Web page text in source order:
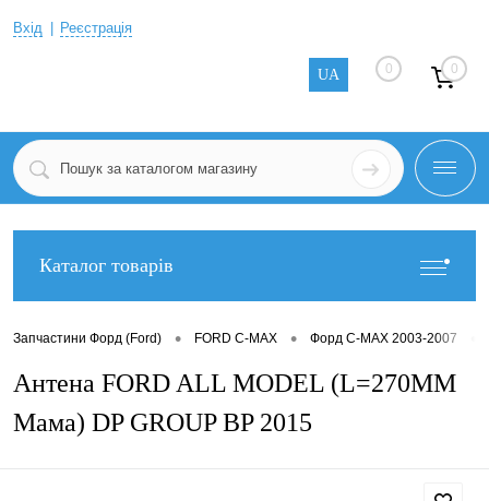
Вхід Реєстрація
UA 0 0
Каталог товарів
Запчастини Форд (Ford) • FORD C-MAX • Форд C-MAX 2003-2007
Антена FORD ALL MODEL (L=270MM
Мама) DP GROUP BP 2015